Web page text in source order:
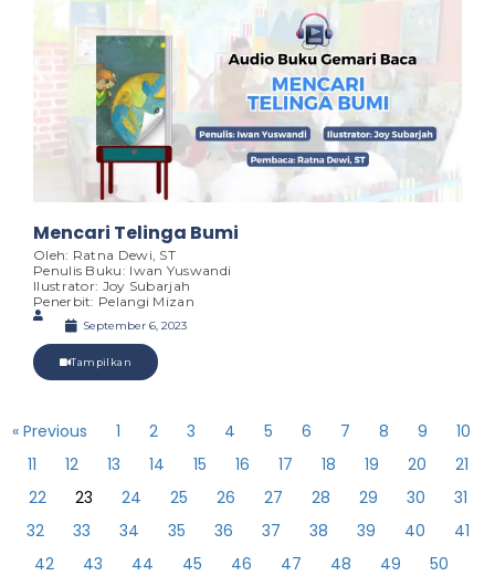
Mencari Telinga Bumi
Oleh: Ratna Dewi, ST
Penulis Buku: Iwan Yuswandi
Ilustrator: Joy Subarjah
Penerbit: Pelangi Mizan
September 6, 2023
Tampilkan
« Previous 1 2 3 4 5 6 7 8 9
10
11
12 13 14 15 16 17 18 19 20
21
22
23 24 25 26 27 28 29 30
31
32
33 34 35 36 37 38 39 40
41
42
43 44 45 46 47 48 49
50